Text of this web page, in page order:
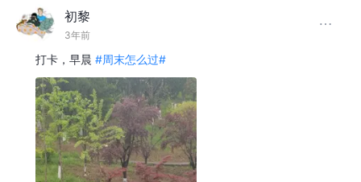
初黎
3年前
打卡，早晨 #周末怎么过#